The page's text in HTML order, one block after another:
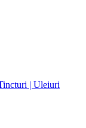
| Uleiuri